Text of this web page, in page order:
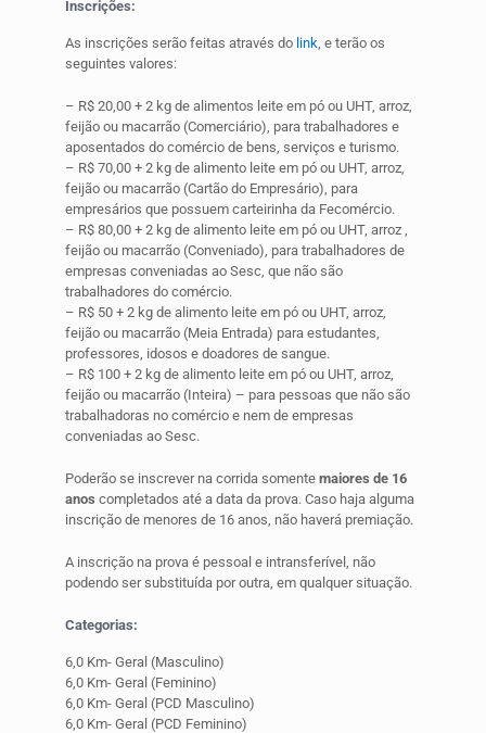
Inscrições:
As inscrições serão feitas através do link , e terão os
seguintes valores:
– R$ 20,00 + 2 kg de alimentos leite em pó ou UHT, arroz,
feijão ou macarrão (Comerciário), para trabalhadores e
aposentados do comércio de bens, serviços e turismo.
– R$ 70,00 + 2 kg de alimento leite em pó ou UHT, arroz,
feijão ou macarrão (Cartão do Empresário), para
empresários que possuem carteirinha da Fecomércio.
– R$ 80,00 + 2 kg de alimento leite em pó ou UHT, arroz ,
feijão ou macarrão (Conveniado), para trabalhadores de
empresas conveniadas ao Sesc, que não são
trabalhadores do comércio.
– R$ 50 + 2 kg de alimento leite em pó ou UHT, arroz,
feijão ou macarrão (Meia Entrada) para estudantes,
professores, idosos e doadores de sangue.
– R$ 100 + 2 kg de alimento leite em pó ou UHT, arroz,
feijão ou macarrão (Inteira) – para pessoas que não são
trabalhadoras no comércio e nem de empresas
conveniadas ao Sesc.
Poderão se inscrever na corrida somente maiores de 16
anos completados até a data da prova. Caso haja alguma
inscrição de menores de 16 anos, não haverá premiação.
A inscrição na prova é pessoal e intransferível, não
podendo ser substituída por outra, em qualquer situação.
Categorias:
6,0 Km- Geral (Masculino)
6,0 Km- Geral (Feminino)
6,0 Km- Geral (PCD Masculino)
6,0 Km- Geral (PCD Feminino)